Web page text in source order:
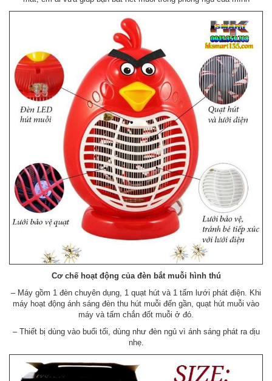
Cơ chế hoạt động của đèn bắt muỗi hình thú
– Máy gồm 1 đèn chuyên dụng, 1 quạt hút và 1 tấm lưới phát điện. Khi
máy hoạt động ánh sáng đèn thu hút muỗi đến gần, quạt hút muỗi vào
máy và tấm chắn đốt muỗi ở đó.
– Thiết bị dùng vào buổi tối, dùng như đèn ngủ vì ánh sáng phát ra dịu
nhẹ.